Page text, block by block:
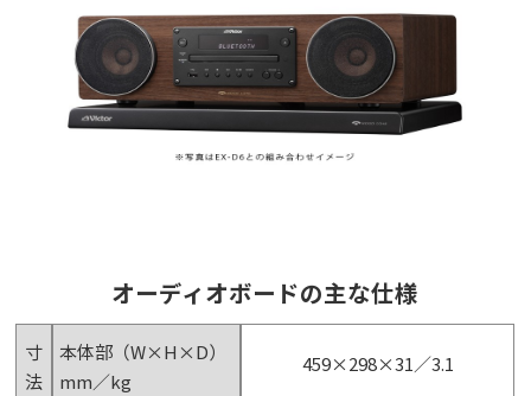
オーディオボードの主な仕様
寸
法
本体部（W×H×D）
mm／kg
459×298×31／3.1